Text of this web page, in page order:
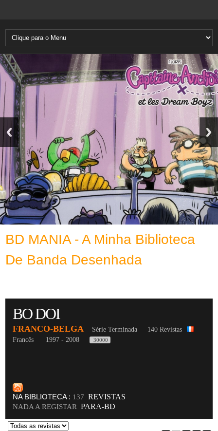
BD MANIA - A Minha Biblioteca
De Banda Desenhada
BO DOI
FRANCO-BELGA Série Terminada
140 Revistas
Francês
1997 - 2008 30000
NA BIBLIOTECA : 137 REVISTAS
NADA A REGISTAR PARA-BD